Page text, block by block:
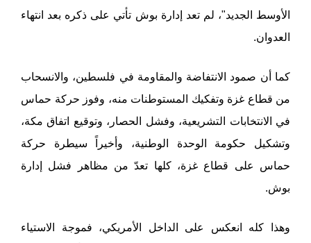
الأوسط الجديد"، لم تعد إدارة بوش تأتي على ذكره بعد انتهاء
العدوان.
كما أن صمود الانتفاضة والمقاومة في فلسطين، والانسحاب
من قطاع غزة وتفكيك المستوطنات منه، وفوز حركة حماس
في الانتخابات التشريعية، وفشل الحصار، وتوقيع اتفاق مكة،
وتشكيل حكومة الوحدة الوطنية، وأخيراً سيطرة حركة
حماس على قطاع غزة، كلها تعدّ من مظاهر فشل إدارة
بوش.
وهذا كله انعكس على الداخل الأمريكي، فموجة الاستياء